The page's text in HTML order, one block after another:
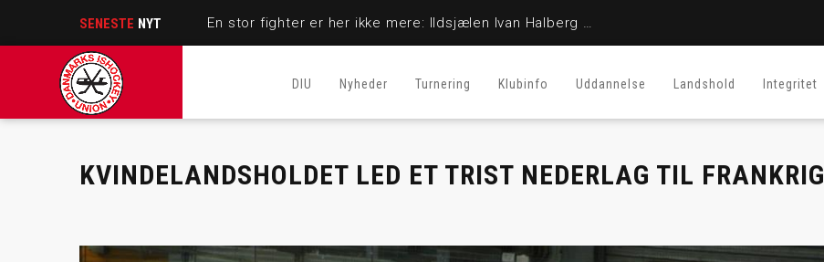
SENESTE NYT En stor fighter er her ikke mere: Ildsjælen Ivan Halberg er afgået ved døden
DIU Nyheder Turnering Klubinfo Uddannelse Landshold Integritet
KVINDELANDSHOLDET LED ET TRIST NEDERLAG TIL FRANKRIG